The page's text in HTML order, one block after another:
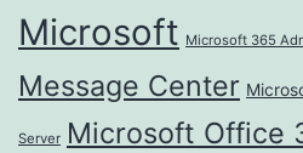
Microsoft Microsoft 365
Message Center
Server Microsoft Office